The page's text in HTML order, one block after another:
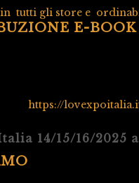
tutti gli store e
E-BOOK
https://
14/15/16/2025